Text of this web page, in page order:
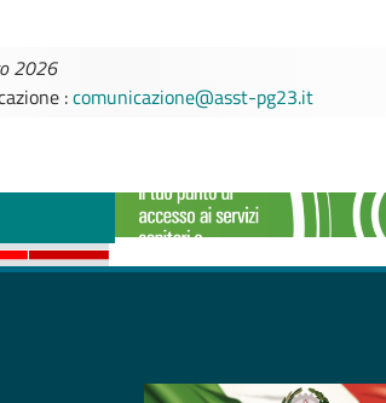
2026
:comunicazione@asst-pg23.it